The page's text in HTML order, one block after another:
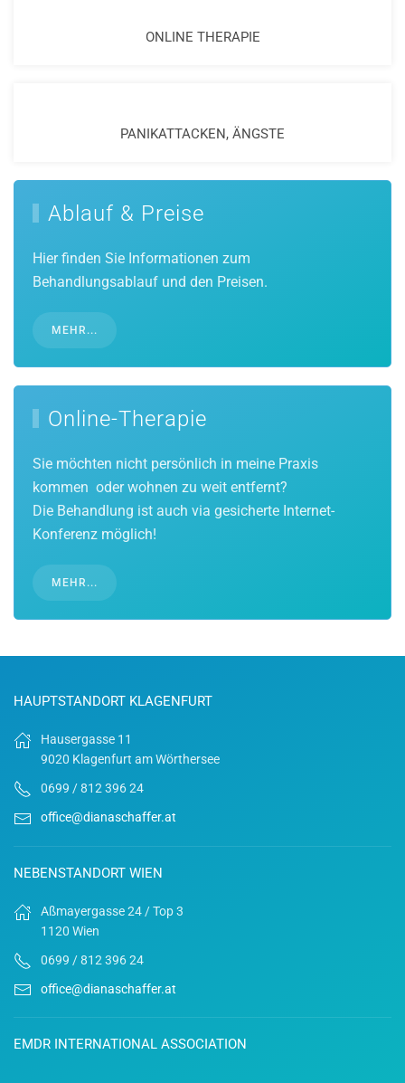
ONLINE THERAPIE
PANIKATTACKEN, ÄNGSTE
Ablauf & Preise
Hier finden Sie Informationen zum
Behandlungsablauf und den Preisen.
MEHR...
Online-Therapie
Sie möchten nicht persönlich in meine Praxis
kommen oder wohnen zu weit entfernt?
Die Behandlung ist auch via gesicherte Internet-
Konferenz möglich!
MEHR...
HAUPTSTANDORT KLAGENFURT
Hausergasse 11
9020 Klagenfurt am Wörthersee
0699 / 812 396 24
office@dianaschaffer.at
NEBENSTANDORT WIEN
Aßmayergasse 24 / Top 3
1120 Wien
0699 / 812 396 24
office@dianaschaffer.at
EMDR INTERNATIONAL ASSOCIATION